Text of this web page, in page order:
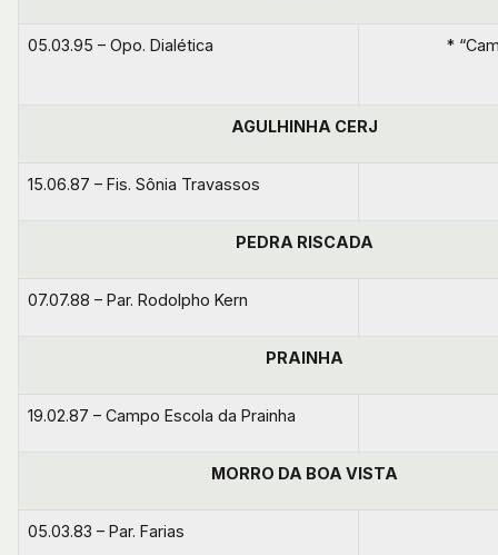
05.03.95 – Opo. Dialética *
AGULHINHA CERJ
15.06.87 – Fis. Sônia Travassos
PEDRA RISCADA
07.07.88 – Par. Rodolpho Kern
PRAINHA
19.02.87 – Campo Escola da Prainha
MORRO DA BOA VISTA
05.03.83 – Par. Farias